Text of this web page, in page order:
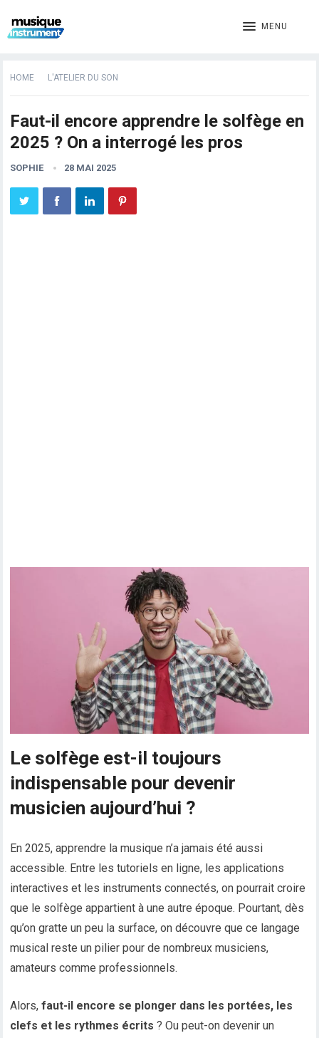
MENU
HOME L'ATELIER DU SON
Faut-il encore apprendre le solfège en
2025 ? On a interrogé les pros
SOPHIE 28 MAI 2025
Le solfège est-il toujours
indispensable pour devenir
musicien aujourd’hui ?
En 2025, apprendre la musique n’a jamais été aussi
accessible. Entre les tutoriels en ligne, les applications
interactives et les instruments connectés, on pourrait croire
que le solfège appartient à une autre époque. Pourtant, dès
qu’on gratte un peu la surface, on découvre que ce langage
musical reste un pilier pour de nombreux musiciens,
amateurs comme professionnels.
Alors,faut-il encore se plonger dans les portées, les
clefs et les rythmes écrits ? Ou peut-on devenir un